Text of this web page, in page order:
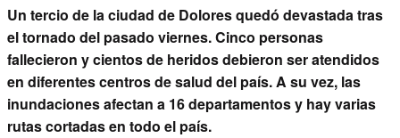
Pasó y pasará
Empresariales
Contacto
Un tercio de la ciudad de Dolores quedó devastada tras
el tornado del pasado viernes. Cinco personas
fallecieron y cientos de heridos debieron ser atendidos
en diferentes centros de salud del país. A su vez, las
inundaciones afectan a 16 departamentos y hay varias
rutas cortadas en todo el país.